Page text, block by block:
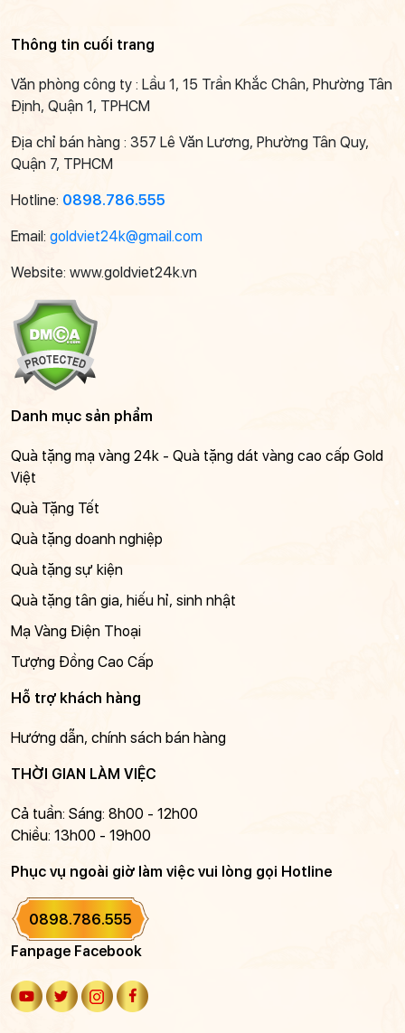
Thông tin cuối trang
Văn phòng công ty : Lầu 1, 15 Trần Khắc Chân, Phường Tân
Định, Quận 1, TPHCM
Địa chỉ bán hàng : 357 Lê Văn Lương, Phường Tân Quy,
Quận 7, TPHCM
Hotline: 0898.786.555
Email: goldviet24k@gmail.com
Website: www.goldviet24k.vn
Danh mục sản phẩm
Quà tặng mạ vàng 24k - Quà tặng dát vàng cao cấp Gold
Việt
Quà Tặng Tết
Quà tặng doanh nghiệp
Quà tặng sự kiện
Quà tặng tân gia, hiếu hỉ, sinh nhật
Mạ Vàng Điện Thoại
Tượng Đồng Cao Cấp
Hỗ trợ khách hàng
Hướng dẫn, chính sách bán hàng
THỜI GIAN LÀM VIỆC
Cả tuần: Sáng: 8h00 - 12h00
Chiều: 13h00 - 19h00
Phục vụ ngoài giờ làm việc vui lòng gọi Hotline
0898.786.555
Fanpage Facebook